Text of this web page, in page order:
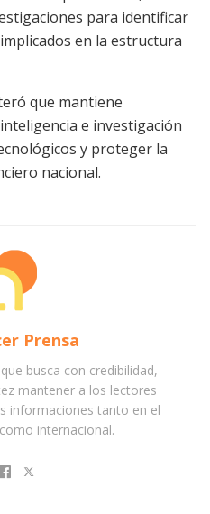
para identificar
en la estructura
que mantiene
e investigación
y proteger la
nacional.
Prensa
busca con credibilidad,
mantener a los lectores
informaciones tanto en el
internacional.